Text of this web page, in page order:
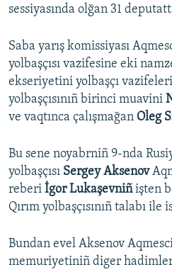
sessiyasında olğan 31
Saba yarış komissiyası
yolbaşçısı vazifesine eki
ekseriyetini yolbaşçı
yolbaşçısınıñ birinci muavini
ve vaqtınca çalışmağan Oleg
Bu sene noyabrniñ 9-nda
yolbaşçısı Sergey Aksenov
reberi İgor Lukaşevniñişten
Qırım yolbaşçısınıñ talabı
Bundan evel Aksenov
memuriyetiniñ diger